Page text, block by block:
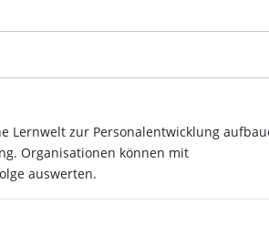
Lernwelt zur Personalentwicklung
Organisationen können mit
auswerten.